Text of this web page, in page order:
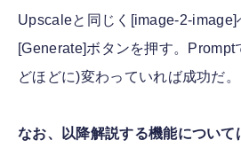
Upscaleと同じく[image-2-image]
[Generate]ボタンを押す。Prompt
どほどに)変わっていれば成功だ。
なお、以降解説する機能につい